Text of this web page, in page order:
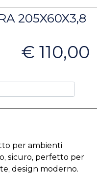
205X60X3,8
€ 110,00
per ambienti
sicuro, perfetto per
design moderno.